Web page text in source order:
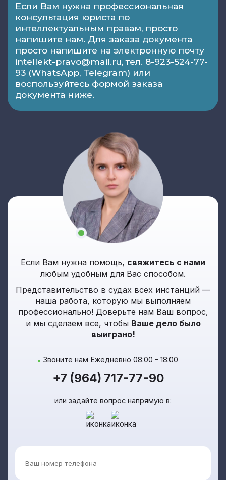
Если Вам нужна профессиональная
консультация юриста по
интеллектуальным правам, просто
напишите нам. Для заказа документа
просто напишите на электронную почту
intellekt-pravo@mail.ru, тел. 8-923-524-77-
93 (WhatsApp, Telegram) или
воспользуйтесь формой заказа
документа ниже.
Если Вам нужна помощь, свяжитесь с нами
любым удобным для Вас способом.
Представительство в судах всех инстанций —
наша работа, которую мы выполняем
профессионально! Доверьте нам Ваш вопрос,
и мы сделаем все, чтобы Ваше дело было
выиграно!
Звоните нам Ежедневно 08:00 - 18:00
+7 (964) 717-77-90
или задайте вопрос напрямую в: